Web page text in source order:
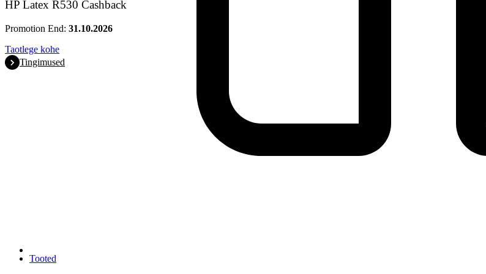
Tooted
HP Latex R530 Cashback
Promotion End: 31.10.2026
Taotlege kohe
Tingimused